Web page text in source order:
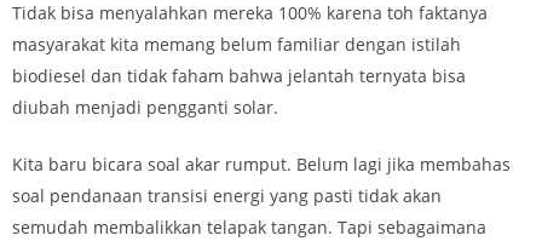
Tidak bisa menyalahkan mereka 100% karena toh faktanya
masyarakat kita memang belum familiar dengan istilah
biodiesel dan tidak faham bahwa jelantah ternyata bisa
diubah menjadi pengganti solar.
Kita baru bicara soal akar rumput. Belum lagi jika membahas
soal pendanaan transisi energi yang pasti tidak akan
semudah membalikkan telapak tangan. Tapi sebagaimana